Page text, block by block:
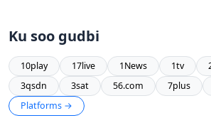
Ku soo gudbi
10play 17live 1News 1tv
3qsdn
3sat 56.com 7plus
Platforms →